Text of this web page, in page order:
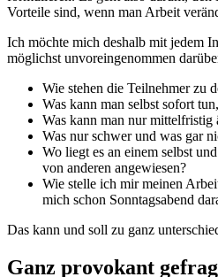
Vorteile sind, wenn man Arbeit
Ich möchte mich deshalb mit jedem
möglichst unvoreingenommen
Wie stehen die Teilnehmer zu
Was kann man selbst sofort
Was kann man nur mittelfristig
Was nur schwer und was gar
Wo liegt es an einem selbst
von anderen angewiesen?
Wie stelle ich mir meinen
mich schon Sonntagsabend
Das kann und soll zu ganz
Ganz provokant